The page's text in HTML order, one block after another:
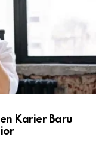
Karier Baru